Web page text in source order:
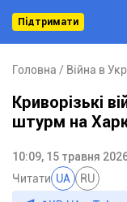
Підтримати
Головна Війна в
Криворізькі
штурм на
10:09, 15 травня
Читати UA RU